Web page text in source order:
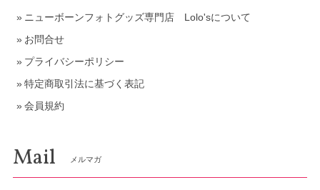
ニューボーンフォトグッズ専門店 Lolo'sについて
お問合せ
プライバシーポリシー
特定商取引法に基づく表記
会員規約
Mail メルマガ